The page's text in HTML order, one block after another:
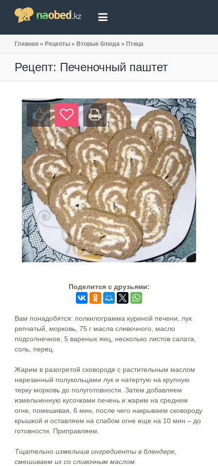
Главная » Рецепты » Вторые блюда » Птица
Рецепт: Печеночный паштет
Поделится c друзьями:
Вам понадобятся: полкилограмма куриной печени, лук
репчатый, морковь, 75 г масла сливочного, масло
подсолнечное, 5 вареных яиц, несколько листов салата,
соль, перец.
Жарим в разогретой сковороде с растительным маслом
нарезанный полукольцами лук и натертую на крупную
терку морковь до полуготовности. Затем добавляем
измельченную кусочками печень и жарим на среднем
огне, помешивая, 6 мин, после чего накрываем сковороду
крышкой и оставляем на слабом огне еще на 10 мин – до
готовности. Приправляем.
Тщательно измельчив ингредиенты в блендере,
смешиваем их со сливочным маслом.